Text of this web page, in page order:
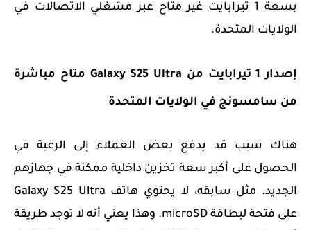
بسعة 1 تيرابايت غير متاح عبر مشغلي الاتصالات في
الولايات المتحدة.
إصدار 1 تيرابايت من Galaxy S25 Ultra متاح مباشرة
من سامسونج في الولايات المتحدة
هناك سبب قد يدفع بعض العملاء إلى الرغبة في
الحصول على أكبر سعة تخزين داخلية ممكنة في جهازهم
الجديد. مثل سابقه، لا يحتوي هاتف Galaxy S25 Ultra
على فتحة لبطاقة microSD. وهذا يعني أنه لا توجد طريقة